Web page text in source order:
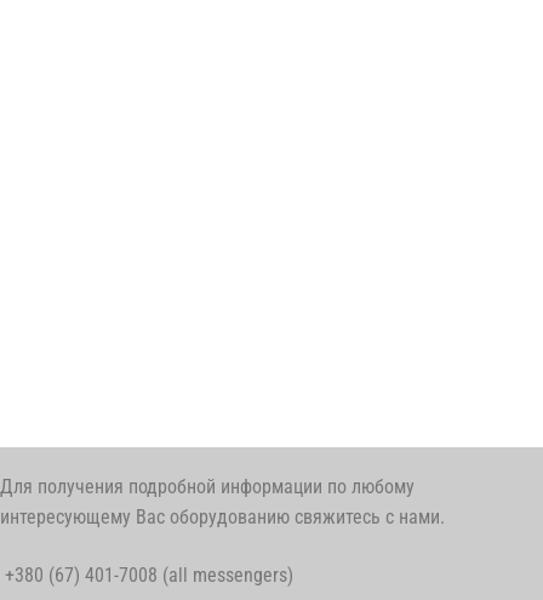
Для получения подробной информации по любому
интересующему Вас оборудованию свяжитесь с нами.
+380 (67) 401-7008 (all messengers)